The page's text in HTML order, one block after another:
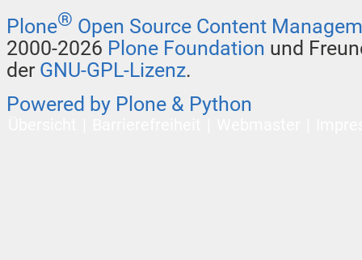
Plone® Open Source Content
2000-2026 Plone Foundation und
der GNU-GPL-Lizenz.
Powered by Plone & Python